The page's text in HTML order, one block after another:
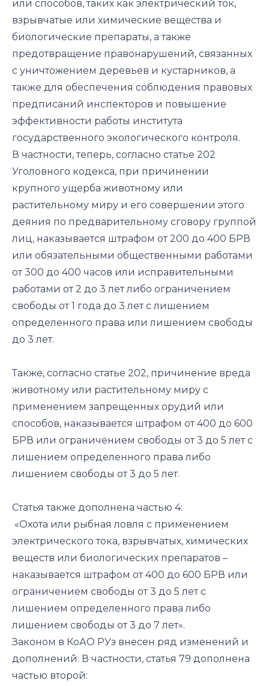
или способов, таких как электрический ток,
взрывчатые или химические вещества и
биологические препараты, а также
предотвращение правонарушений, связанных
с уничтожением деревьев и кустарников, а
также для обеспечения соблюдения правовых
предписаний инспекторов и повышение
эффективности работы института
государственного экологического контроля.
В частности, теперь, согласно статье 202
Уголовного кодекса, при причинении
крупного ущерба животному или
растительному миру и его совершении этого
деяния по предварительному сговору группой
лиц, наказывается штрафом от 200 до 400 БРВ
или обязательными общественными работами
от 300 до 400 часов или исправительными
работами от 2 до 3 лет либо ограничением
свободы от 1 года до 3 лет с лишением
определенного права или лишением свободы
до 3 лет.
Также, согласно статье 202, причинение вреда
животному или растительному миру с
применением запрещенных орудий или
способов, наказывается штрафом от 400 до 600
БРВ или ограничением свободы от 3 до 5 лет с
лишением определенного права либо
лишением свободы от 3 до 5 лет.
Статья также дополнена частью 4:
«Охота или рыбная ловля с применением
электрического тока, взрывчатых, химических
веществ или биологических препаратов –
наказывается штрафом от 400 до 600 БРВ или
ограничением свободы от 3 до 5 лет с
лишением определенного права либо
лишением свободы от 3 до 7 лет».
Законом в КоАО РУз внесен ряд изменений и
дополнений. В частности, статья 79 дополнена
частью второй: